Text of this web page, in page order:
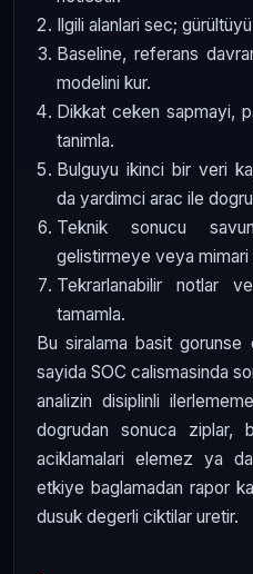
Ilgili alanlari sec;
Baseline, referans
modelini kur.
Dikkat ceken sapmayi,
tanimla.
Bulguyu ikinci bir veri
da yardimci arac ile
Teknik sonucu
gelistirmeye veya
Tekrarlanabilir notlar
tamamla.
Bu siralama basit
sayida SOC calismasinda
analizin disiplinli
dogrudan sonuca ziplar,
aciklamalari elemez ya
etkiye baglamadan rapor
dusuk degerli ciktilar uretir.